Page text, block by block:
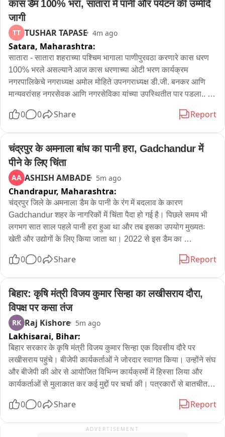
कास डैम 100% भरा, सातारा में पानी और पर्यटन की उम्मीदें
जागी
TT TUSHAR TAPASE 4m ago
Satara, Maharashtra:
सातारा - सातारा शहराच्या पश्चिम भागाला पाणीपुरवठा करणारे कास धरण
100% भरले असल्याने आज कास धरणाच्या ओटी भरण कार्यक्रम
नगरपालिकेचे नगराध्यक्ष अमोल मोहिते उपनगराध्यक्ष डी.जी. बनकर आणि
मान्यवरांसह नगरसेवक आणि नगरसेविका यांच्या उपस्थितीत पार पडला..
नारळाने ओटी भरण करण्यात आले.. कास धरण जुलै महिन्यात ओव्हर फ्लो
भरल्यामुळे सातारकरांचा पाणी प्रश्न संपुष्टात आला आहे.. कास धरणाच्या
सांडव्यावरील पायऱ्यावरून पडणारे पाणी पर्यटकांना आकर्षित करत आहे..
त्यामुळे या परिसरात पर्यटक गर्दी करू लागले आहेत ..
0 0 Share Report
चंद्रपुर के अमनाला बांध का पानी हरा, Gadchandur में
पीने के लिए चिंता
AA ASHISH AMBADE 5m ago
Chandrapur, Maharashtra:
चंद्रपुर जिले के अमनाला डैम के पानी के रंग में बदलाव के कारण
Gadchandur शहर के नागरिकों में चिंता पैदा हो गई है। पिछले समय भी
लगभग सात साल पहले पानी हरा हुआ था और तब इसका उपयोग मुख्यतः
खेती और उद्योगों के लिए किया जाता था। 2022 से इस डैम का
दिया जा रहा है। पानी के रंग बदलने से नागरिकों में भ्रम और चिंता है।
Gadchandur Nagar Parishad ने नागरिकों को दी है। अब यह प्रश्न
उठ रहे हैं कि पानी क्यों बदला, इसका सExact कारण क्या है और क्या
नागरिकों के स्वास्थ्य को खतरा है।
0 0 Share Report
बिहार: कृषि मंत्री विजय कुमार सिन्हा का लखीसराय दौरा,
विपक्ष पर कसा तंज
RK Raj Kishore 5m ago
Lakhisarai, Bihar:
बिहार सरकार के कृषि मंत्री विजय कुमार सिन्हा एक दिवसीय दौरे पर
लखीसराय पहुंचे। बीजेपी कार्यकर्ताओं ने जोरदार स्वागत किया। उन्होंने संघ
और बीजेपी की ओर से आयोजित विभिन्न कार्यक्रमों में हिस्सा लिया और
कार्यकर्ताओं से मुलाकात कर कई मुद्दों पर चर्चा की। पत्रकारों से बातचीत के
तेजस्वी यादव को नेता प्रतिपक्ष की भूमिका अच्छी तरह निभानी चाहिए।
कार्रवाई जारी है। सरकार का उद्देश्य कानून-व्यवस्था मजबूत करना और
0 0 Share Report
ADVERTISEMENT